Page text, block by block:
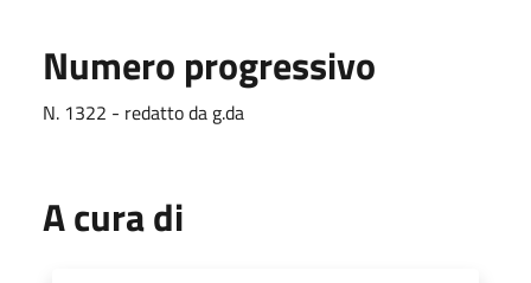
Numero progressivo
N. 1322 - redatto da g.da
A cura di